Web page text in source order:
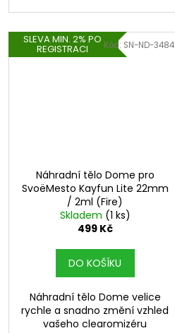
SLEVA MIN. 2% PO
REGISTRACI
Náhradní tělo Dome pro
SvoëMesto Kayfun Lite 22mm
/ 2ml (Fire)
Skladem (1 ks)
499 Kč
DO KOŠÍKU
Náhradní tělo Dome velice
rychle a snadno změní vzhled
vašeho clearomizéru
Kód: SN-ND-3484